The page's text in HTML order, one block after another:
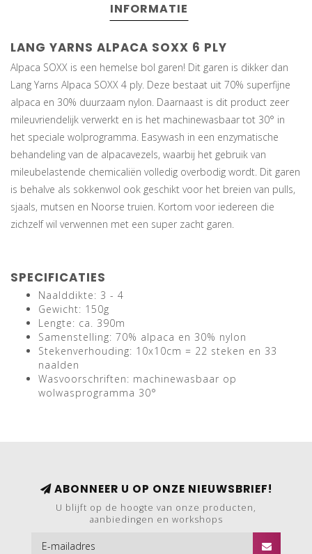
INFORMATIE
LANG YARNS ALPACA SOXX 6 PLY
Alpaca SOXX is een hemelse bol garen! Dit garen is dikker dan
Lang Yarns Alpaca SOXX 4 ply. Deze bestaat uit 70% superfijne
alpaca en 30% duurzaam nylon. Daarnaast is dit product zeer
mileuvriendelijk verwerkt en is het machinewasbaar tot 30° in
het speciale wolprogramma. Easywash in een enzymatische
behandeling van de alpacavezels, waarbij het gebruik van
mileubelastende chemicaliën volledig overbodig wordt. Dit garen
is behalve als sokkenwol ook geschikt voor het breien van pulls,
sjaals, mutsen en Noorse truien. Kortom voor iedereen die
zichzelf wil verwennen met een super zacht garen.
SPECIFICATIES
Naalddikte: 3 - 4
Gewicht: 150g
Lengte: ca. 390m
Samenstelling: 70% alpaca en 30% nylon
Stekenverhouding: 10x10cm = 22 steken en 33
naalden
Wasvoorschriften: machinewasbaar op
wolwasprogramma 30°
ABONNEER U OP ONZE NIEUWSBRIEF!
U blijft op de hoogte van onze producten,
aanbiedingen en workshops